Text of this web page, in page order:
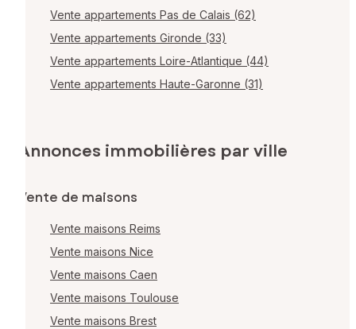
Vente appartements Pas de Calais (62)
Vente appartements Gironde (33)
Vente appartements Loire-Atlantique (44)
Vente appartements Haute-Garonne (31)
Annonces immobilières par ville
Vente de maisons
Vente maisons Reims
Vente maisons Nice
Vente maisons Caen
Vente maisons Toulouse
Vente maisons Brest